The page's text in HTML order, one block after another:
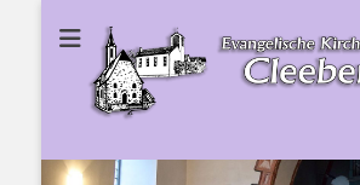
Ev. Kirchengemeinde Cleeberg-Espa